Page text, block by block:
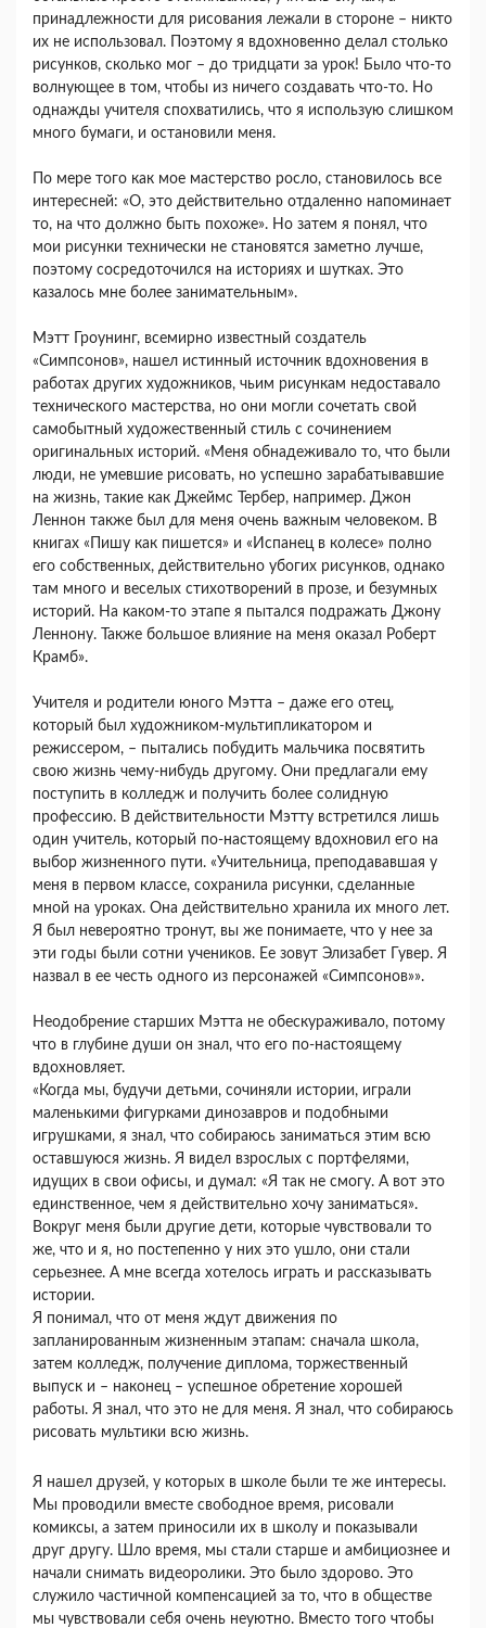
принадлежности для рисования лежали в стороне – никто
их не использовал. Поэтому я вдохновенно делал столько
рисунков, сколько мог – до тридцати за урок! Было что-то
волнующее в том, чтобы из ничего создавать что-то. Но
однажды учителя спохватились, что я использую слишком
много бумаги, и остановили меня.
По мере того как мое мастерство росло, становилось все
интересней: «О, это действительно отдаленно напоминает
то, на что должно быть похоже». Но затем я понял, что
мои рисунки технически не становятся заметно лучше,
поэтому сосредоточился на историях и шутках. Это
казалось мне более занимательным».
Мэтт Гроунинг, всемирно известный создатель
«Симпсонов», нашел истинный источник вдохновения в
работах других художников, чьим рисункам недоставало
технического мастерства, но они могли сочетать свой
самобытный художественный стиль с сочинением
оригинальных историй. «Меня обнадеживало то, что были
люди, не умевшие рисовать, но успешно зарабатывавшие
на жизнь, такие как Джеймс Тербер, например. Джон
Леннон также был для меня очень важным человеком. В
книгах «Пишу как пишется» и «Испанец в колесе» полно
его собственных, действительно убогих рисунков, однако
там много и веселых стихотворений в прозе, и безумных
историй. На каком-то этапе я пытался подражать Джону
Леннону. Также большое влияние на меня оказал Роберт
Крамб».
Учителя и родители юного Мэтта – даже его отец,
который был художником-мультипликатором и
режиссером, – пытались побудить мальчика посвятить
свою жизнь чему-нибудь другому. Они предлагали ему
поступить в колледж и получить более солидную
профессию. В действительности Мэтту встретился лишь
один учитель, который по-настоящему вдохновил его на
выбор жизненного пути. «Учительница, преподававшая у
меня в первом классе, сохранила рисунки, сделанные
мной на уроках. Она действительно хранила их много лет.
Я был невероятно тронут, вы же понимаете, что у нее за
эти годы были сотни учеников. Ее зовут Элизабет Гувер. Я
назвал в ее честь одного из персонажей «Симпсонов»».
Неодобрение старших Мэтта не обескураживало, потому
что в глубине души он знал, что его по-настоящему
вдохновляет.
«Когда мы, будучи детьми, сочиняли истории, играли
маленькими фигурками динозавров и подобными
игрушками, я знал, что собираюсь заниматься этим всю
оставшуюся жизнь. Я видел взрослых с портфелями,
идущих в свои офисы, и думал: «Я так не смогу. А вот это
единственное, чем я действительно хочу заниматься».
Вокруг меня были другие дети, которые чувствовали то
же, что и я, но постепенно у них это ушло, они стали
серьезнее. А мне всегда хотелось играть и рассказывать
истории.
Я понимал, что от меня ждут движения по
запланированным жизненным этапам: сначала школа,
затем колледж, получение диплома, торжественный
выпуск и – наконец – успешное обретение хорошей
работы. Я знал, что это не для меня. Я знал, что собираюсь
рисовать мультики всю жизнь.
Я нашел друзей, у которых в школе были те же интересы.
Мы проводили вместе свободное время, рисовали
комиксы, а затем приносили их в школу и показывали
друг другу. Шло время, мы стали старше и амбициознее и
начали снимать видеоролики. Это было здорово. Это
служило частичной компенсацией за то, что в обществе
мы чувствовали себя очень неуютно. Вместо того чтобы